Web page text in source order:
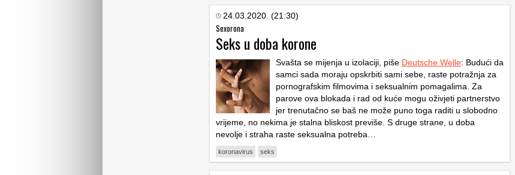
24.03.2020. (21:30)
Sexorona
Seks u doba korone
Svašta se mijenja u izolaciji, piše Deutsche Welle: Budući da
samci sada moraju opskrbiti sami sebe, raste potražnja za
pornografskim filmovima i seksualnim pomagalima. Za
parove ova blokada i rad od kuće mogu oživjeti partnerstvo
jer trenutačno se baš ne može puno toga raditi u slobodno
vrijeme, no nekima je stalna bliskost previše. S druge strane, u doba
nevolje i straha raste seksualna potreba…
koronavirus seks